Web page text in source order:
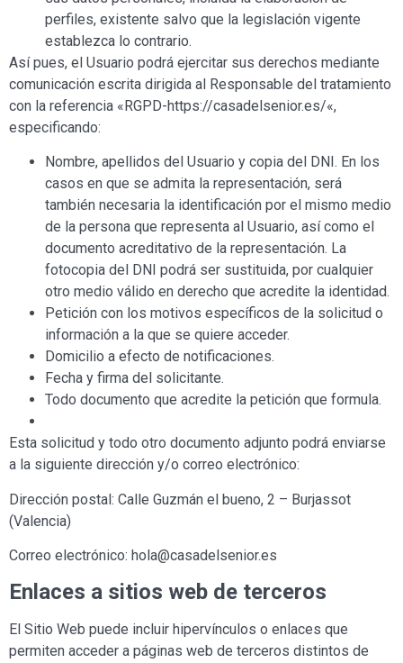
perfiles, existente salvo que la legislación vigente
establezca lo contrario.
Así pues, el Usuario podrá ejercitar sus derechos mediante
comunicación escrita dirigida al Responsable del tratamiento
con la referencia «RGPD-https://casadelsenior.es/«,
especificando:
Nombre, apellidos del Usuario y copia del DNI. En los
casos en que se admita la representación, será
también necesaria la identificación por el mismo medio
de la persona que representa al Usuario, así como el
documento acreditativo de la representación. La
fotocopia del DNI podrá ser sustituida, por cualquier
otro medio válido en derecho que acredite la identidad.
Petición con los motivos específicos de la solicitud o
información a la que se quiere acceder.
Domicilio a efecto de notificaciones.
Fecha y firma del solicitante.
Todo documento que acredite la petición que formula.
Esta solicitud y todo otro documento adjunto podrá enviarse
a la siguiente dirección y/o correo electrónico:
Dirección postal: Calle Guzmán el bueno, 2 – Burjassot
(Valencia)
Correo electrónico: hola@casadelsenior.es
Enlaces a sitios web de terceros
El Sitio Web puede incluir hipervínculos o enlaces que
permiten acceder a páginas web de terceros distintos de